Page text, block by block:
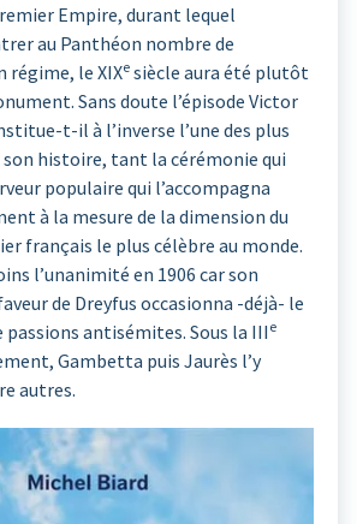
Empire, durant lequel
au Panthéon nombre de
régime, le XIXe siècle aura été plutôt
Sans doute l’épisode Victor
t-il à l’inverse l’une des plus
son histoire, tant la cérémonie qui
populaire qui l’accompagna
à la mesure de la dimension du
français le plus célèbre au monde.
l’unanimité en 1906 car son
de Dreyfus occasionna -déjà- le
antisémites. Sous la III e
Gambetta puis Jaurès l’y
autres.